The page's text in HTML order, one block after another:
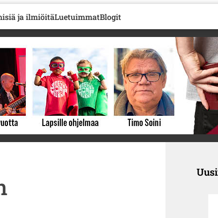
ja ilmiöitäLuetuimmatBlogit